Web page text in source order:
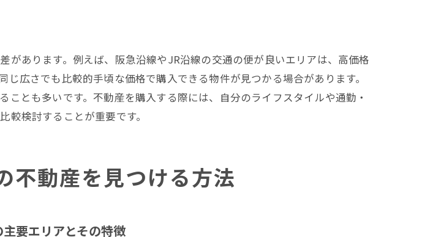
あります。例えば、阪急沿線やJR沿線の交通の便が良いエリアは、高価格
広さでも比較的手頃な価格で購入できる物件が見つかる場合があります。
とも多いです。不動産を購入する際には、自分のライフスタイルや通勤・
検討することが重要です。
不動産を見つける方法
要エリアとその特徴